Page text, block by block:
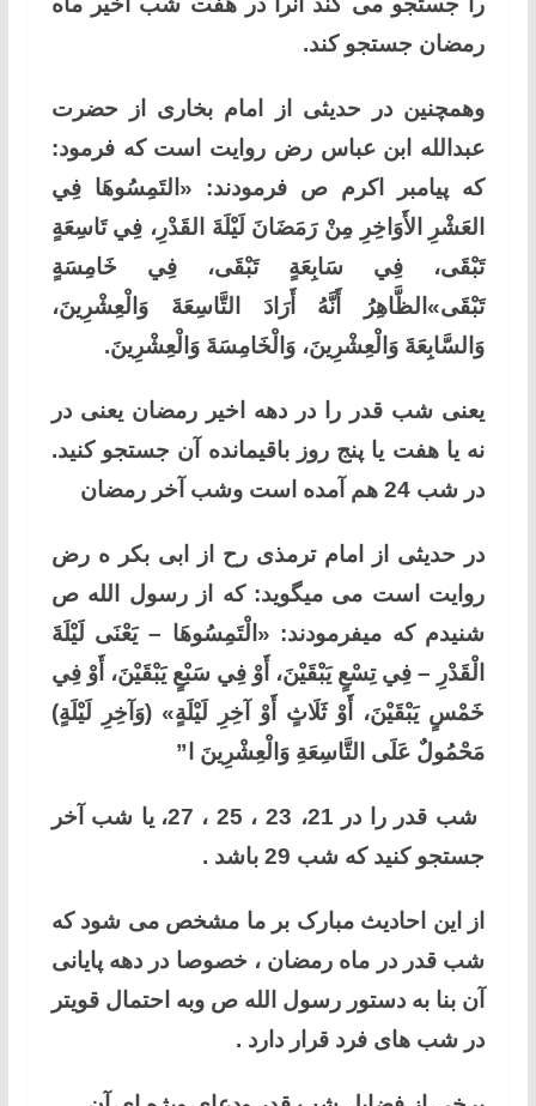
رمضان جستجو کند.
وهمچنین در حدیثی از امام بخاری از حضرت
عبدالله ابن عباس رض روایت است که فرمود:
که پیامبر اکرم ص فرمودند: «التَمِسُوهَا فِي
العَشْرِ الأَوَاخِرِ مِنْ رَمَضَانَ لَيْلَةَ القَدْرِ، فِي تَاسِعَةٍ
تَبْقَى، فِي سَابِعَةٍ تَبْقَى، فِي خَامِسَةٍ
تَبْقَى»الظَّاهِرُ أَنَّهُ أَرَادَ التَّاسِعَةَ وَالْعِشْرِينَ،
وَالسَّابِعَةَ وَالْعِشْرِينَ، وَالْخَامِسَةَ وَالْعِشْرِينَ.
یعنی شب قدر را در دهه اخیر رمضان یعنی در
نه یا هفت یا پنج روز باقیمانده آن جستجو کنید.
در شب 24 هم آمده است وشب آخر رمضان
در حدیثی از امام ترمذی رح از ابی بکر ه رض
روایت است می میگوید: که از رسول الله ص
شنیدم که میفرمودند: «الْتَمِسُوهَا – يَعْنَى لَيْلَةَ
الْقَدْرِ – فِي تِسْعٍ يَبْقَيْنَ، أَوْ فِي سَبْعٍ يَبْقَيْنَ، أَوْ فِي
خَمْسٍ يَبْقَيْنَ، أَوْ ثَلَاثٍ أَوْ آخِرِ لَيْلَةٍ» (وَآخِرِ لَيْلَةٍ)
مَحْمُولٌ عَلَى التَّاسِعَةِ وَالْعِشْرِينَ ا”
شب قدر را در 21، 23 ، 25 ، 27، یا شب آخر
جستجو کنید که شب 29 باشد .
از این احادیث مبارک بر ما مشخص می شود که
شب قدر در ماه رمضان ، خصوصا در دهه پایانی
آن بنا به دستور رسول الله ص وبه احتمال قویتر
در شب های فرد قرار دارد .